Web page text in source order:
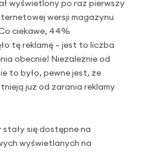
wyświetlony po raz pierwszy
wersji magazynu
ciekawe, 44%
tę reklamę – jest to liczba
obecnie! Niezależnie od
to było, pewne jest, że
już od zarania reklamy
się dostępne na
wyświetlanych na